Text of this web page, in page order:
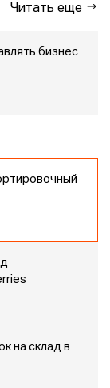
Читать еще
бизнес
на склад в